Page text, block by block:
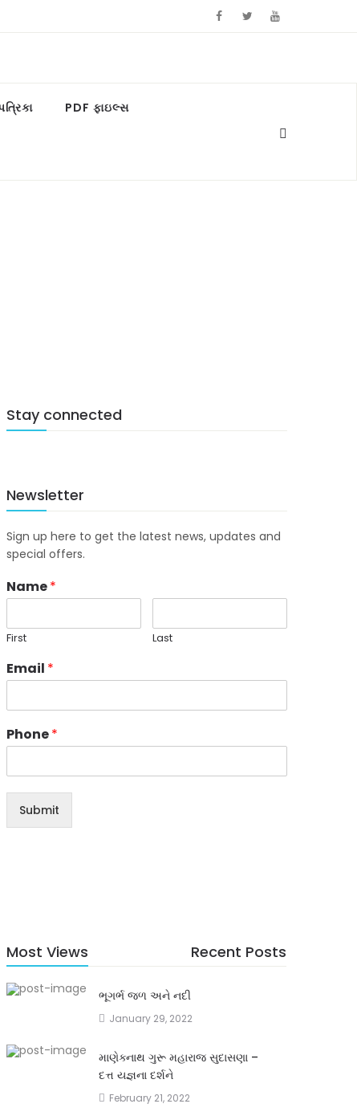
PDF ફાઇલ્સ
Stay connected
Newsletter
Sign up here to get the latest news, updates and
special offers.
Name*
First Last
Email *
Phone*
Submit
Most Views Recent Posts
ભૂગર્ભ જળ અને નદી
January 29, 2022
માણેક્નાથ ગુરૂ મહારાજ સુદાસણા –
દત્ત યજ્ઞના દર્શને
February 21, 2022